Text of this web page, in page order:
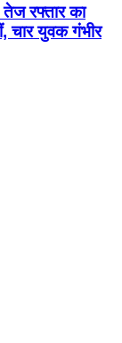
रफ्तार का
चार युवक गंभीर